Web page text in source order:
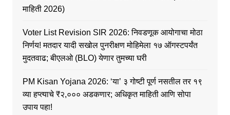
माहिती 2026)
Voter List Revision SIR 2026: निवडणूक आयोगाचा मोठा
निर्णय! मतदार यादी सखोल पुनरीक्षण मोहिमेला १७ ऑगस्टपर्यंत
मुदतवाढ; बीएलओ (BLO) येणार तुमच्या घरी
PM Kisan Yojana 2026: ‘या’ ३ गोष्टी पूर्ण नसतील तर १९
व्या हप्त्याचे ₹२,००० अडकणार; अधिकृत माहिती आणि सोपा
उपाय पहा!